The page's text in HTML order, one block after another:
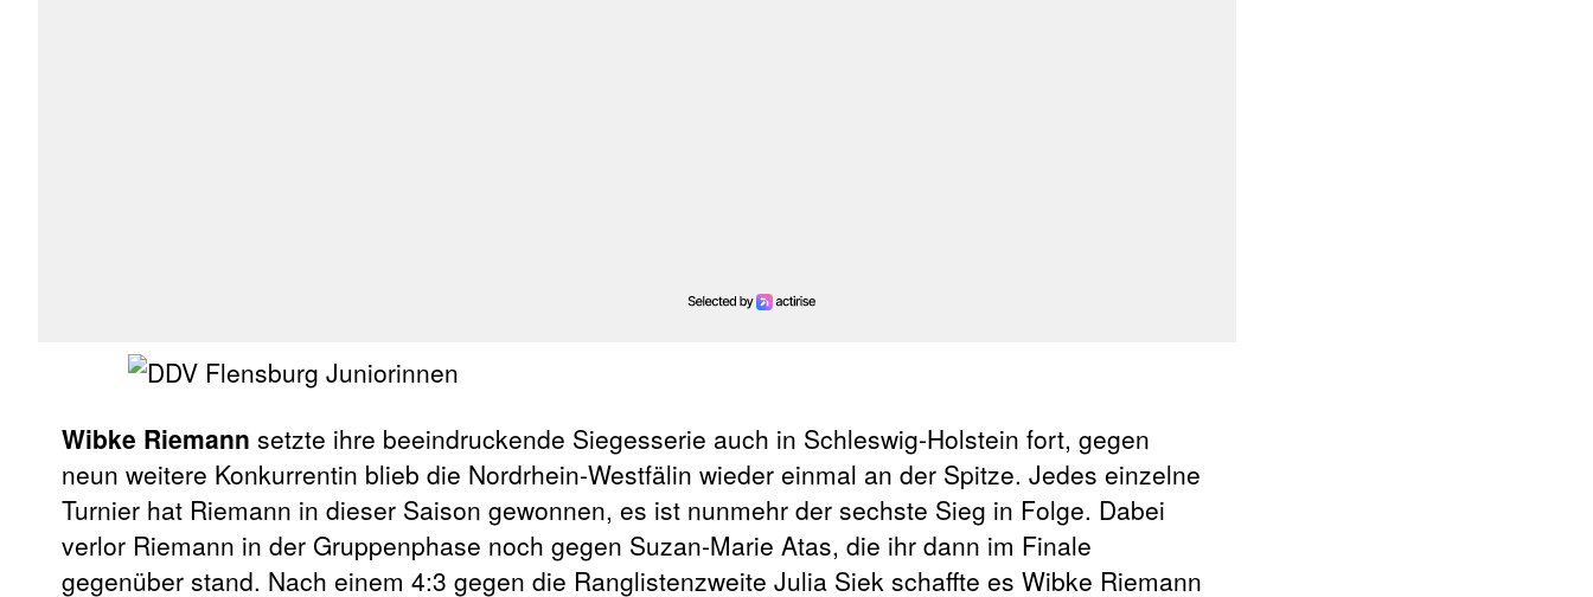
Wibke Riemann setzte ihre beeindruckende Siegesserie auch in Schleswig-Holstein fort, gegen
neun weitere Konkurrentin blieb die Nordrhein-Westfälin wieder einmal an der Spitze. Jedes einzelne
Turnier hat Riemann in dieser Saison gewonnen, es ist nunmehr der sechste Sieg in Folge. Dabei
verlor Riemann in der Gruppenphase noch gegen Suzan-Marie Atas, die ihr dann im Finale
gegenüber stand. Nach einem 4:3 gegen die Ranglistenzweite Julia Siek schaffte es Wibke Riemann